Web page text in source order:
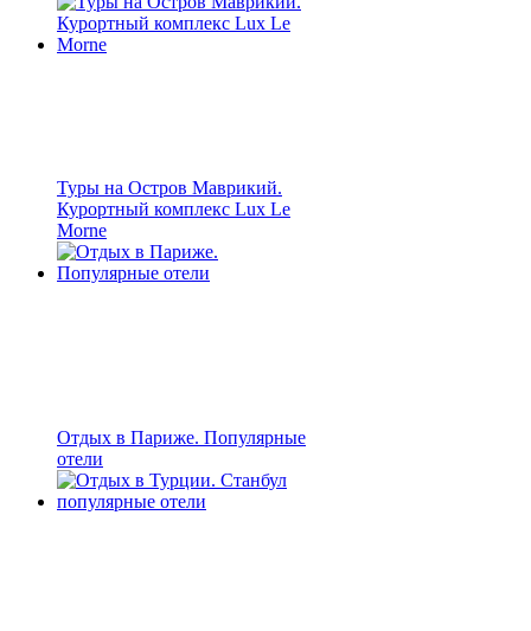
Туры на Остров Маврикий.
Курортный комплекс Lux Le
Morne
Отдых в Париже. Популярные
отели